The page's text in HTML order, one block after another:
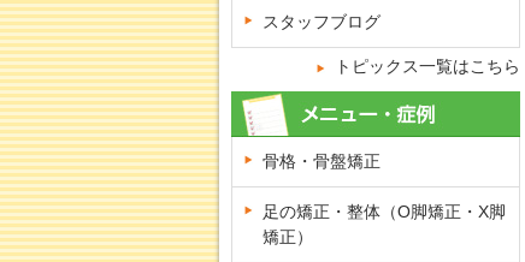
スタッフブログ
トピックス一覧はこちら
骨格・骨盤矯正
足の矯正・整体（O脚矯正・X脚
矯正）